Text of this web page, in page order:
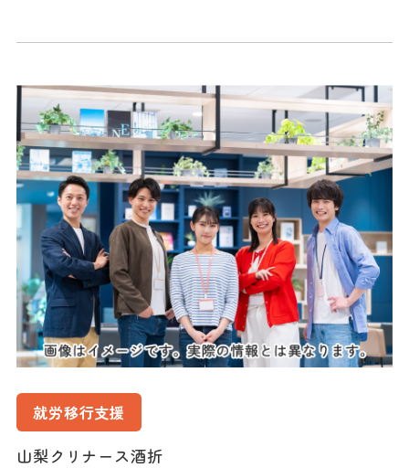
就労移行支援
山梨クリナース酒折